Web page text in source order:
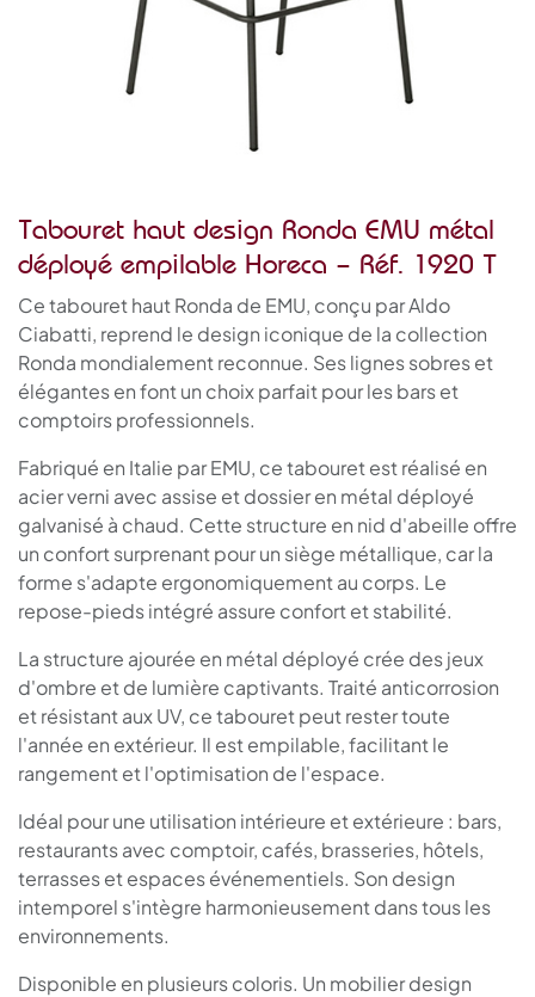
Tabouret haut design Ronda EMU métal
déployé empilable Horeca – Réf. 1920 T
Ce tabouret haut Ronda de EMU, conçu par Aldo
Ciabatti, reprend le design iconique de la collection
Ronda mondialement reconnue. Ses lignes sobres et
élégantes en font un choix parfait pour les bars et
comptoirs professionnels.
Fabriqué en Italie par EMU, ce tabouret est réalisé en
acier verni avec assise et dossier en métal déployé
galvanisé à chaud. Cette structure en nid d'abeille offre
un confort surprenant pour un siège métallique, car la
forme s'adapte ergonomiquement au corps. Le
repose-pieds intégré assure confort et stabilité.
La structure ajourée en métal déployé crée des jeux
d'ombre et de lumière captivants. Traité anticorrosion
et résistant aux UV, ce tabouret peut rester toute
l'année en extérieur. Il est empilable, facilitant le
rangement et l'optimisation de l'espace.
Idéal pour une utilisation intérieure et extérieure : bars,
restaurants avec comptoir, cafés, brasseries, hôtels,
terrasses et espaces événementiels. Son design
intemporel s'intègre harmonieusement dans tous les
environnements.
Disponible en plusieurs coloris. Un mobilier design